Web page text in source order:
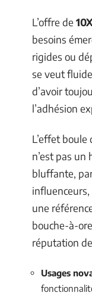
L’offre de
besoins
rigides ou
se veut
d’avoir
l’adhésion
L’effet
n’est pas un
bluffante,
influenceurs,
une
bouche-à-
réputation
Usages